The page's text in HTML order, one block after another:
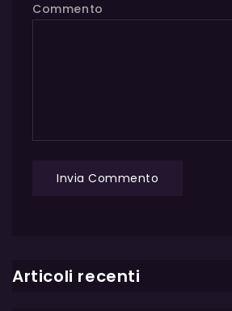
Commento
Articoli recenti